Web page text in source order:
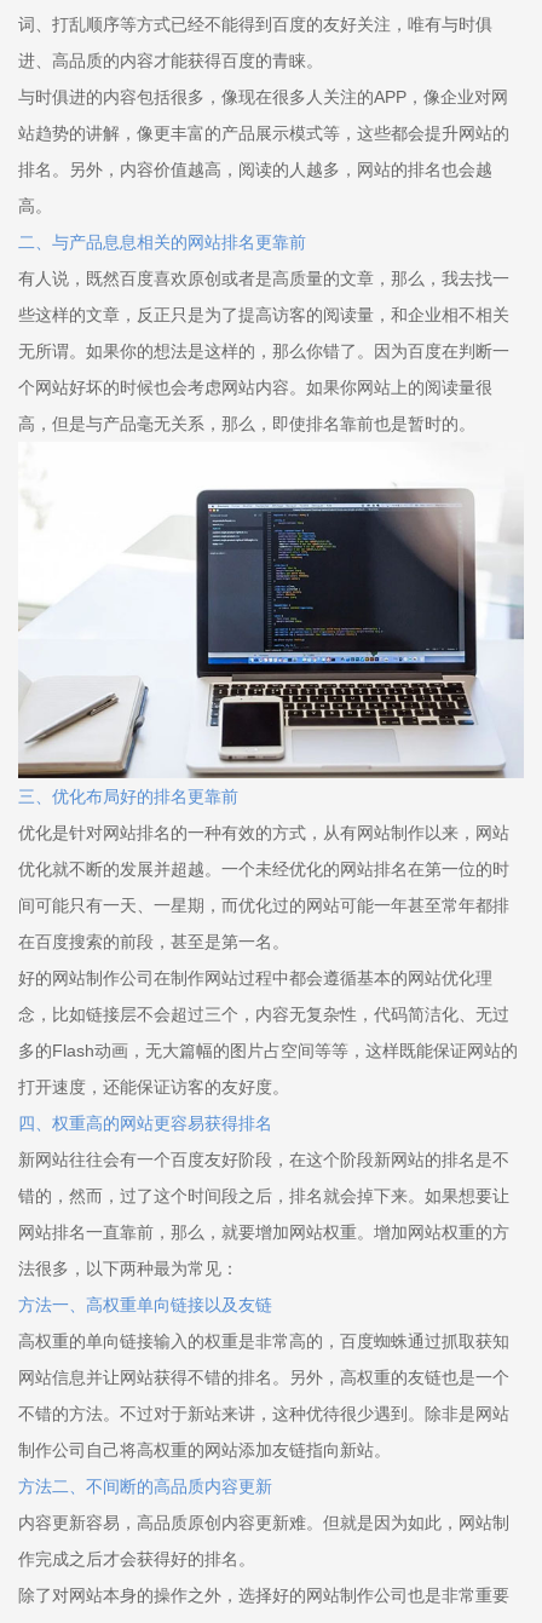
词、打乱顺序等方式已经不能得到百度的友好关注，唯有与时俱
进、高品质的内容才能获得百度的青睐。
与时俱进的内容包括很多，像现在很多人关注的APP，像企业对网
站趋势的讲解，像更丰富的产品展示模式等，这些都会提升网站的
排名。另外，内容价值越高，阅读的人越多，网站的排名也会越
高。
二、与产品息息相关的网站排名更靠前
有人说，既然百度喜欢原创或者是高质量的文章，那么，我去找一
些这样的文章，反正只是为了提高访客的阅读量，和企业相不相关
无所谓。如果你的想法是这样的，那么你错了。因为百度在判断一
个网站好坏的时候也会考虑网站内容。如果你网站上的阅读量很
高，但是与产品毫无关系，那么，即使排名靠前也是暂时的。
三、优化布局好的排名更靠前
优化是针对网站排名的一种有效的方式，从有网站制作以来，网站
优化就不断的发展并超越。一个未经优化的网站排名在第一位的时
间可能只有一天、一星期，而优化过的网站可能一年甚至常年都排
在百度搜索的前段，甚至是第一名。
好的网站制作公司在制作网站过程中都会遵循基本的网站优化理
念，比如链接层不会超过三个，内容无复杂性，代码简洁化、无过
多的Flash动画，无大篇幅的图片占空间等等，这样既能保证网站的
打开速度，还能保证访客的友好度。
四、权重高的网站更容易获得排名
新网站往往会有一个百度友好阶段，在这个阶段新网站的排名是不
错的，然而，过了这个时间段之后，排名就会掉下来。如果想要让
网站排名一直靠前，那么，就要增加网站权重。增加网站权重的方
法很多，以下两种最为常见：
方法一、高权重单向链接以及友链
高权重的单向链接输入的权重是非常高的，百度蜘蛛通过抓取获知
网站信息并让网站获得不错的排名。另外，高权重的友链也是一个
不错的方法。不过对于新站来讲，这种优待很少遇到。除非是网站
制作公司自己将高权重的网站添加友链指向新站。
方法二、不间断的高品质内容更新
内容更新容易，高品质原创内容更新难。但就是因为如此，网站制
作完成之后才会获得好的排名。
除了对网站本身的操作之外，选择好的网站制作公司也是非常重要